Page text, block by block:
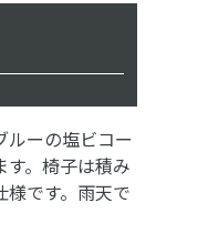
ルーの塩ビコー
す。椅子は積み
です。雨天で